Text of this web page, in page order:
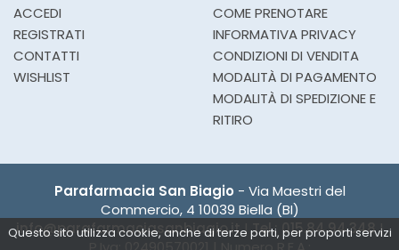
Questo sito utilizza cookie, anche di terze parti, per proporti servizi
ACCEDI
REGISTRATI
CONTATTI
WISHLIST
COME PRENOTARE
INFORMATIVA PRIVACY
CONDIZIONI DI VENDITA
MODALITÀ DI PAGAMENTO
MODALITÀ DI SPEDIZIONE E
RITIRO
Parafarmacia San Biagio - Via Maestri del
Commercio, 4 10039 Biella (BI)
info@parafarmaciasanbiagio.it|Tel.: 015.84.94.348|